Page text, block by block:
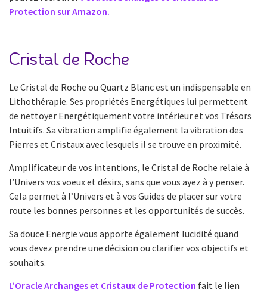
Protection sur Amazon.
Cristal de Roche
Le Cristal de Roche ou Quartz Blanc est un indispensable en
Lithothérapie. Ses propriétés Energétiques lui permettent
de nettoyer Energétiquement votre intérieur et vos Trésors
Intuitifs. Sa vibration amplifie également la vibration des
Pierres et Cristaux avec lesquels il se trouve en proximité.
Amplificateur de vos intentions, le Cristal de Roche relaie à
l’Univers vos voeux et désirs, sans que vous ayez à y penser.
Cela permet à l’Univers et à vos Guides de placer sur votre
route les bonnes personnes et les opportunités de succès.
Sa douce Energie vous apporte également lucidité quand
vous devez prendre une décision ou clarifier vos objectifs et
souhaits.
L’Oracle Archanges et Cristaux de Protection fait le lien